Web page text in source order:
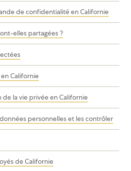
de confidentialité en Californie
elles partagées ?
Californie
la vie privée en Californie
personnelles et les contrôler
de Californie